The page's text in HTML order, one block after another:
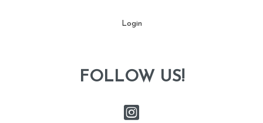
Login
FOLLOW US!